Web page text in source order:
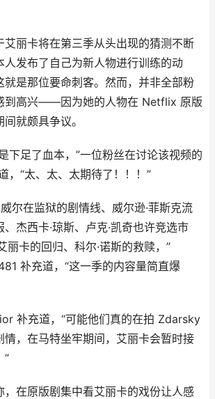
艾丽卡将在第三季从头出现的猜测不断
发布了自己为新人物进行训练的动
就是那位要命刺客。然而，并非全部粉
到高兴——因为她的人物在 Netflix 原版
间就颇具争议。
下足了血本，”一位粉丝在讨论该视频的
，“太、太、太期待了！！！”
尔在监狱的剧情线、威尔逊·菲斯克流
杰西卡·琼斯、卢克·凯奇也许竞选市
丽卡的回归、科尔·诺斯的救赎，”
补充道，“这一季的内容量简直爆
补充道，“可能他们真的在拍 Zdarsky
情，在马特坐牢期间，艾丽卡会暂时接
”
，在原版剧集中看艾丽卡的戏份让人感